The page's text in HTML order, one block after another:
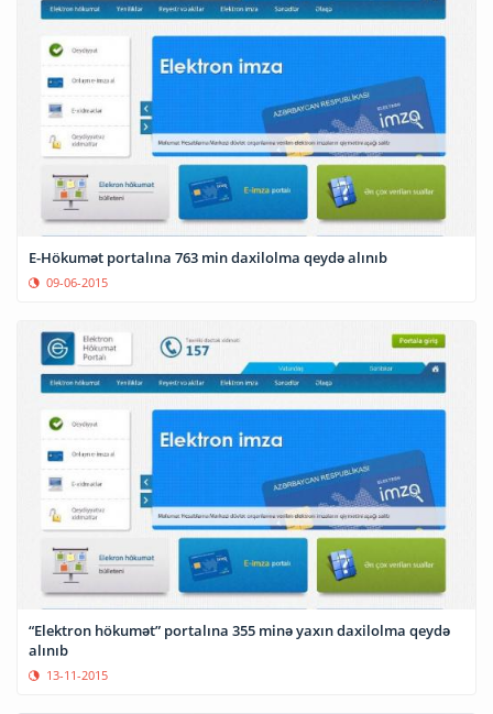
E-Hökumət portalına 763 min daxilolma qeydə alınıb
09-06-2015
“Elektron hökumət” portalına 355 minə yaxın daxilolma qeydə
alınıb
13-11-2015